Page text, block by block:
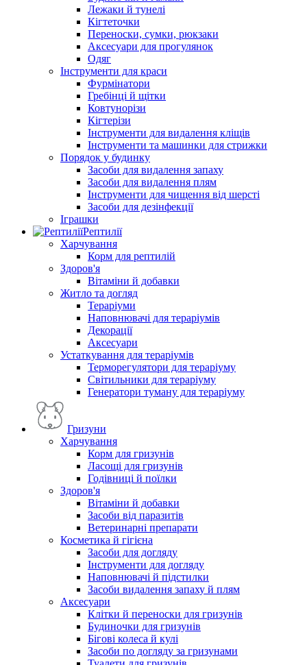
Лежаки й тунелі
Кігтеточки
Переноски, сумки, рюкзаки
Аксесуари для прогулянок
Одяг
Інструменти для краси
Фурмінатори
Гребінці й щітки
Ковтунорізи
Кігтерізи
Інструменти для видалення кліщів
Інструменти та машинки для стрижки
Порядок у будинку
Засоби для видалення запаху
Засоби для видалення плям
Інструменти для чищення від шерсті
Засоби для дезінфекції
Іграшки
Рептилії
Харчування
Корм для рептилій
Здоров'я
Вітаміни й добавки
Житло та догляд
Тераріуми
Наповнювачі для тераріумів
Декорації
Аксесуари
Устаткування для тераріумів
Терморегулятори для тераріуму
Світильники для тераріуму
Генератори туману для тераріуму
Гризуни
Харчування
Корм для гризунів
Ласощі для гризунів
Годівниці й поїлки
Здоров'я
Вітаміни й добавки
Засоби від паразитів
Ветеринарні препарати
Косметика й гігієна
Засоби для догляду
Інструменти для догляду
Наповнювачі й підстилки
Засоби видалення запаху й плям
Аксесуари
Клітки й переноски для гризунів
Будиночки для гризунів
Бігові колеса й кулі
Засоби по догляду за гризунами